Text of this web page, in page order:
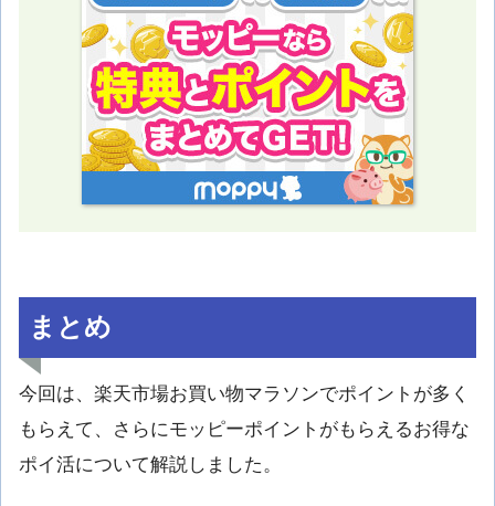
まとめ
今回は、楽天市場お買い物マラソンでポイントが多く
もらえて、さらにモッピーポイントがもらえるお得な
ポイ活について解説しました。